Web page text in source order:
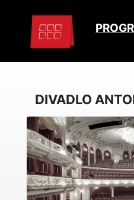
DIVADLO